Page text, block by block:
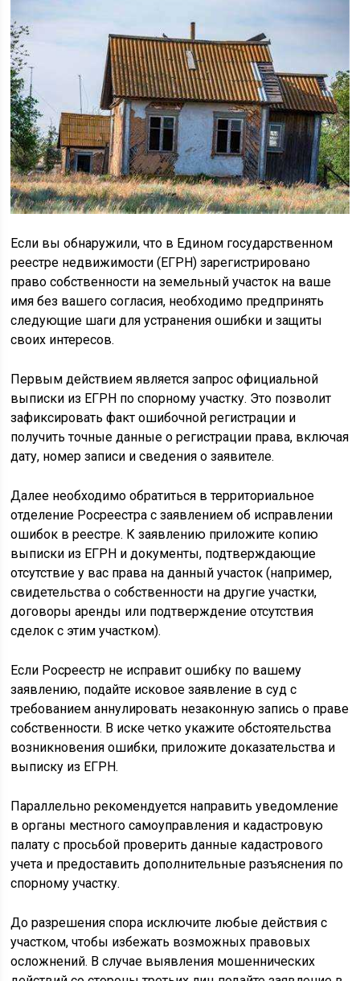
Если вы обнаружили, что в Едином государственном
реестре недвижимости (ЕГРН) зарегистрировано
право собственности на земельный участок на ваше
имя без вашего согласия, необходимо предпринять
следующие шаги для устранения ошибки и защиты
своих интересов.
Первым действием является запрос официальной
выписки из ЕГРН по спорному участку. Это позволит
зафиксировать факт ошибочной регистрации и
получить точные данные о регистрации права, включая
дату, номер записи и сведения о заявителе.
Далее необходимо обратиться в территориальное
отделение Росреестра с заявлением об исправлении
ошибок в реестре. К заявлению приложите копию
выписки из ЕГРН и документы, подтверждающие
отсутствие у вас права на данный участок (например,
свидетельства о собственности на другие участки,
договоры аренды или подтверждение отсутствия
сделок с этим участком).
Если Росреестр не исправит ошибку по вашему
заявлению, подайте исковое заявление в суд с
требованием аннулировать незаконную запись о праве
собственности. В иске четко укажите обстоятельства
возникновения ошибки, приложите доказательства и
выписку из ЕГРН.
Параллельно рекомендуется направить уведомление
в органы местного самоуправления и кадастровую
палату с просьбой проверить данные кадастрового
учета и предоставить дополнительные разъяснения по
спорному участку.
До разрешения спора исключите любые действия с
участком, чтобы избежать возможных правовых
осложнений. В случае выявления мошеннических